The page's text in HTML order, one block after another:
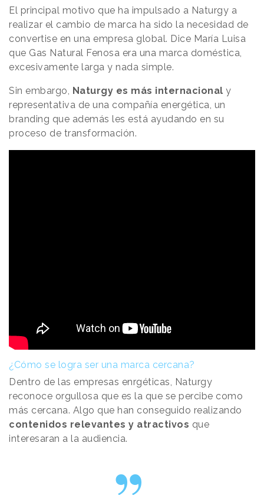
El principal motivo que ha impulsado a Naturgy a
realizar el cambio de marca ha sido la necesidad de
convertise en una empresa global. Dice María Luisa
que Gas Natural Fenosa era una marca doméstica,
excesivamente larga y nada simple.
Sin embargo, Naturgy es más internacional y
representativa de una compañía energética, un
branding que además les está ayudando en su
proceso de transformación.
¿Cómo se logra ser una marca cercana?
Dentro de las empresas enrgéticas, Naturgy
reconoce orgullosa que es la que se percibe como
más cercana. Algo que han conseguido realizando
contenidos relevantes y atractivos que
interesaran a la audiencia.